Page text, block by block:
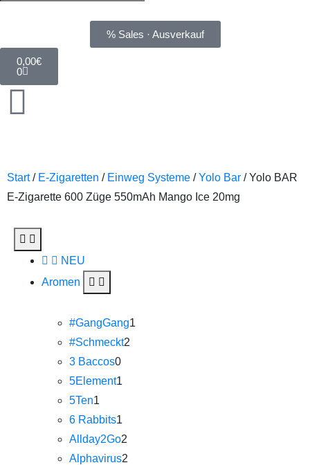
% Sales · Ausverkauf
0,00€
0
Start/ E-Zigaretten / Einweg Systeme /Yolo Bar / Yolo BAR
E-Zigarette 600 Züge 550mAh Mango Ice 20mg
NEU
Aromen
#GangGang1
#Schmeckt2
3 Baccos0
5Element1
5Ten1
6 Rabbits1
Allday2Go2
Alphavirus2